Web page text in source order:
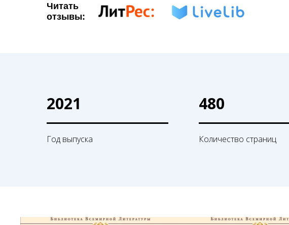
Читать
отзывы:
2021
Год выпуска
480
Количество страниц